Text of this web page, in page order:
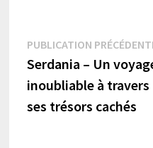
Navigation
de
l’article
PUBLICATION
Serdania – Un
inoubliable à travers
ses trésors cachés